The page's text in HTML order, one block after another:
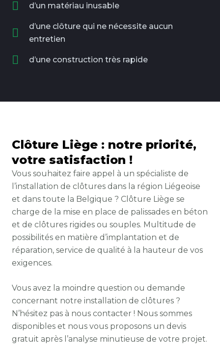
d’un matériau inusable
d’une clôture qui ne nécessite aucun
entretien
d’une construction très rapide
Clôture Liège : notre priorité,
votre satisfaction !
Vous souhaitez faire appel à un spécialiste de
l’installation de clôtures dans la région Liégeoise
et dans toute la Belgique ? Clôture Liège se
charge de la mise en place de palissades en béton
et de clôtures rigides ou souples. Multitude de
possibilités en matière d’implantation et de
réparation, service de qualité à la hauteur de vos
exigences.
Vous avez la moindre question ou demande
concernant notre installation de clôtures ?
N’hésitez pas à nous contacter ! Nous sommes
disponibles et nous vous proposons un devis
gratuit après l’analyse minutieuse de votre projet.